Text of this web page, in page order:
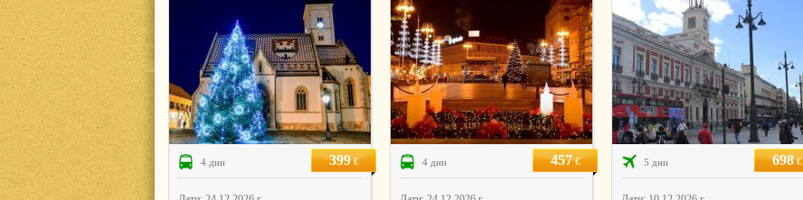
4 дни 399€ 4 дни 457€ 5 дни 698€